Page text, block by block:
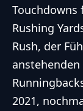
Touchdowns
Rushing
Rush, der
2021,